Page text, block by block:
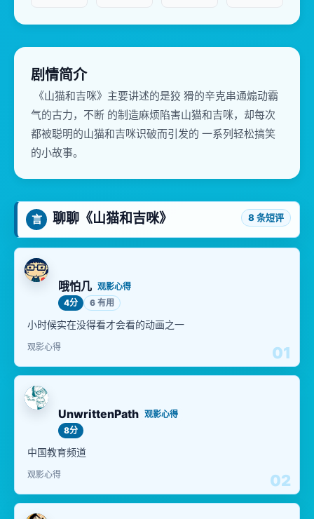
剧情简介
《山猫和吉咪》主要讲述的是狡 猾的辛克串通煽动霸
气的古力，不断 的制造麻烦陷害山猫和吉咪，却每次
都被聪明的山猫和吉咪识破而引发的 一系列轻松搞笑
的小故事。
言 聊聊《山猫和吉咪》 8 条短评
01
哦怕几 观影心得
4分
6 有用
小时候实在没得看才会看的动画之一
观影心得
02
UnwrittenPath 观影心得
8分
中国教育频道
观影心得